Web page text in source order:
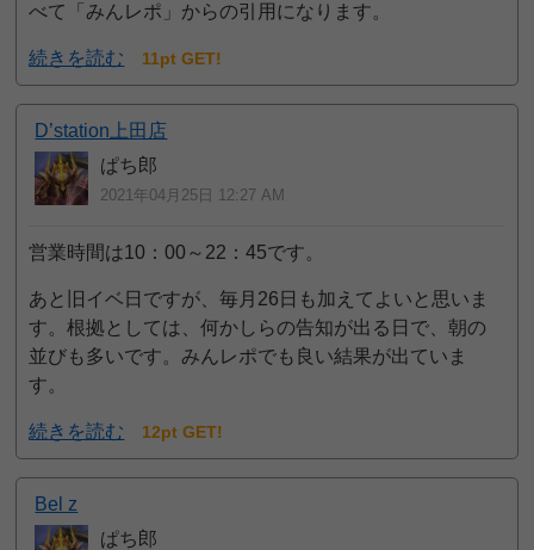
べて「みんレポ」からの引用になります。
続きを読む 11pt GET!
D’station上田店
ぱち郎
2021年04月25日 12:27 AM
営業時間は10：00～22：45です。
あと旧イベ日ですが、毎月26日も加えてよいと思いま
す。根拠としては、何かしらの告知が出る日で、朝の
並びも多いです。みんレポでも良い結果が出ていま
す。
続きを読む 12pt GET!
Bel z
ぱち郎